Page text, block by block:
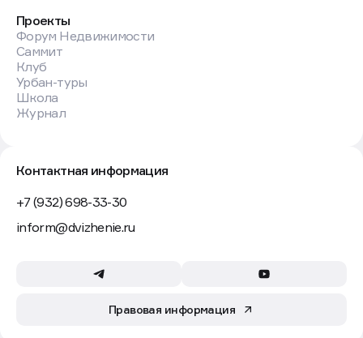
Проекты
Форум Недвижимости
Саммит
Клуб
Урбан-туры
Школа
Журнал
Контактная информация
+7 (932) 698-33-30
inform@dvizhenie.ru
Правовая информация